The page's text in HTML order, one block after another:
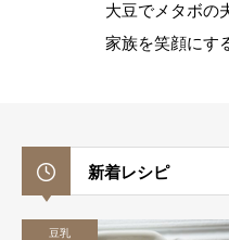
大豆でメタボの
家族を笑顔にす
新着レシピ
豆乳